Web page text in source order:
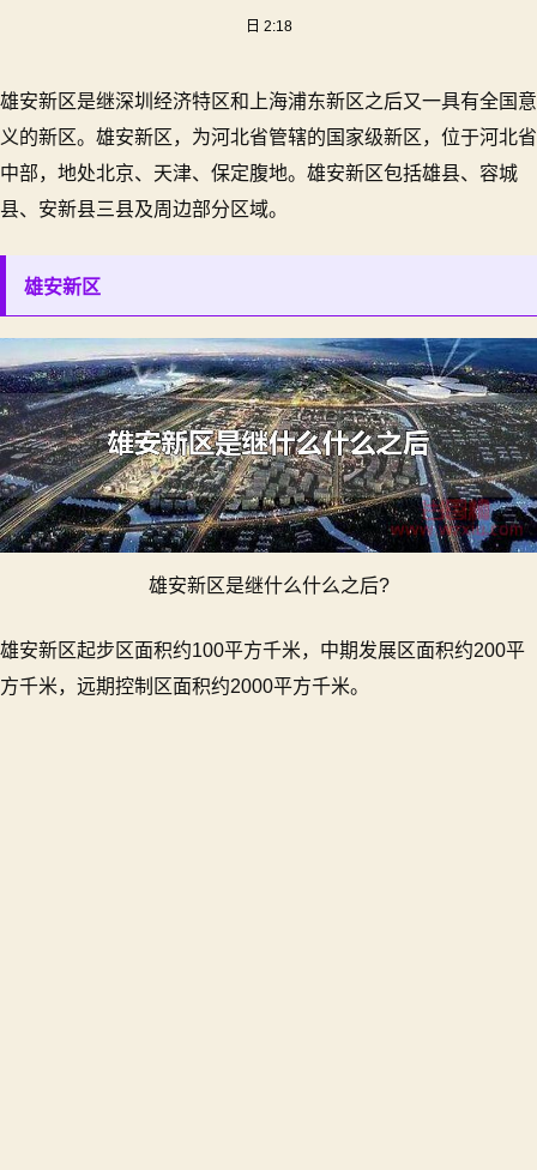
区
继
什
么
后?
日 2:18
雄安新区是继深圳经济特区和上海浦东新区之后又一具有全国意
义的新区。雄安新区，为河北省管辖的国家级新区，位于河北省
中部，地处北京、天津、保定腹地。雄安新区包括雄县、容城
县、安新县三县及周边部分区域。
雄安新区
雄安新区是继什么什么之后?
雄安新区起步区面积约100平方千米，中期发展区面积约200平
方千米，远期控制区面积约2000平方千米。